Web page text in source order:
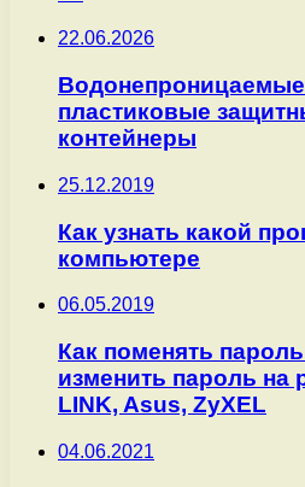
22.06.2026
пластиковые
контейнеры
25.12.2019
Как узнать какой
компьютере
06.05.2019
Как поменять
изменить пароль на
LINK, Asus, ZyXEL
04.06.2021